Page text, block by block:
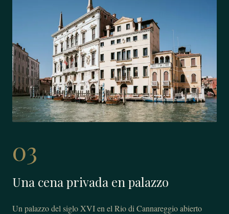
03
Una cena privada en palazzo
Un palazzo del siglo XVI en el Rio di Cannareggio abierto